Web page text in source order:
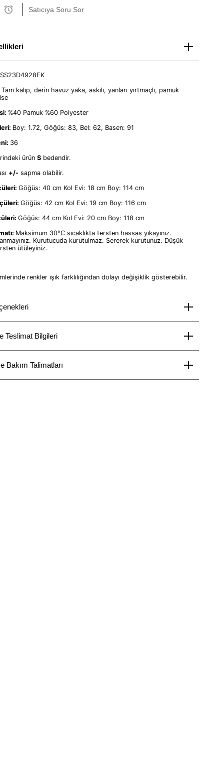
Satıcıya Soru Sor
SS23D4928EK
Tam kalıp, derin havuz yaka, askılı, yanları yırtmaçlı, pamuk
%40 Pamuk %60 Polyester
Boy: 1.72, Göğüs: 83, Bel: 62, Basen: 91
36
ürün S bedendir.
+/- sapma olabilir.
Göğüs: 40 cm Kol Evi: 18 cm Boy: 114 cm
Göğüs: 42 cm Kol Evi: 19 cm Boy: 116 cm
Göğüs: 44 cm Kol Evi: 20 cm Boy: 118 cm
Maksimum 30°C sıcaklıkta tersten hassas yıkayınız.
Kurutucuda kurutulmaz. Sererek kurutunuz. Düşük
ütüleyiniz.
renkler ışık farklılığından dolayı değişiklik gösterebilir.
Teslimat Bilgileri
Bakım Talimatları